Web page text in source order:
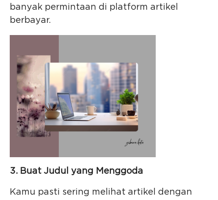
banyak permintaan di platform artikel
berbayar.
3. Buat Judul yang Menggoda
Kamu pasti sering melihat artikel dengan